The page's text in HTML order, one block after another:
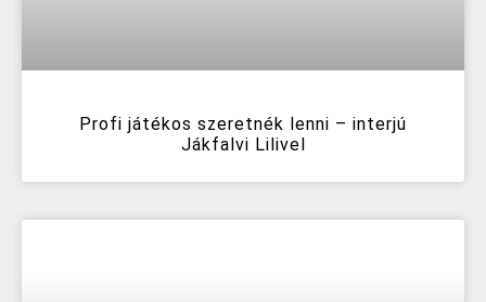
Profi játékos szeretnék lenni – interjú
Jákfalvi Lilivel